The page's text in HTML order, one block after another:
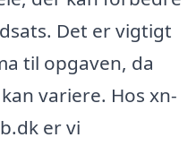
Det er vigtigt
til opgaven, da
variere. Hos xn-
er vi